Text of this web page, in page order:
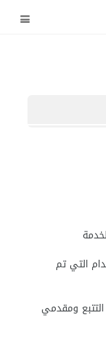
التي تم
التتبع ومقدمي